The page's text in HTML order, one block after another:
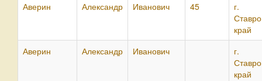
Аверин
Александр Иванович 45
г.
край
Аверин
Александр Иванович
г.
край